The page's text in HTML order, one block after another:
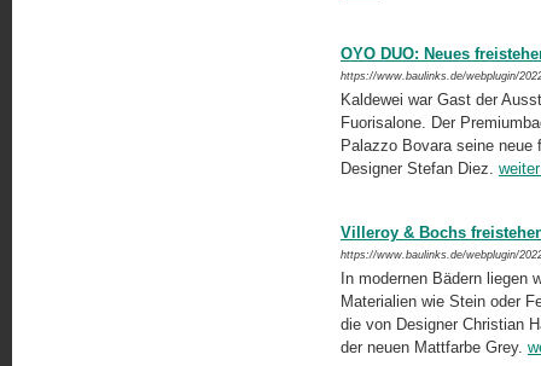
OYO DUO: Neues
https://www.baulinks.de/webplugin/
Kaldewei war Gast der
Fuorisalone. Der
Palazzo Bovara seine neue
Designer Stefan Diez.
Villeroy & Bochs
https://www.baulinks.de/webplugin/
In modernen Bädern liegen
Materialien wie Stein oder
die von Designer Christian
der neuen Mattfarbe Grey.